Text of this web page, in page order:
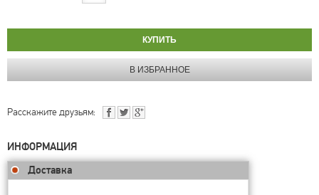
Расскажите друзьям:
ИНФОРМАЦИЯ
Доставка